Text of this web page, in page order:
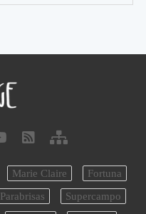
Marie Claire
Fortuna
Parabrisas
Supercampo